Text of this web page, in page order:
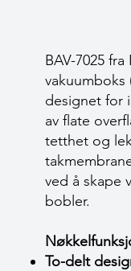
BAV-7025
vakuumboks
designet for
av flate
tetthet og
ved å skape
bobler.
To-delt